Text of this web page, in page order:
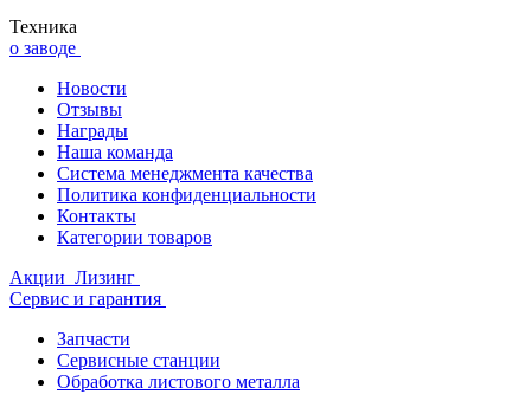
Техника
о заводе
Новости
Отзывы
Награды
Наша команда
Система менеджмента качества
Политика конфиденциальности
Контакты
Категории товаров
Акции Лизинг
Сервис и гарантия
Запчасти
Сервисные станции
Обработка листового металла